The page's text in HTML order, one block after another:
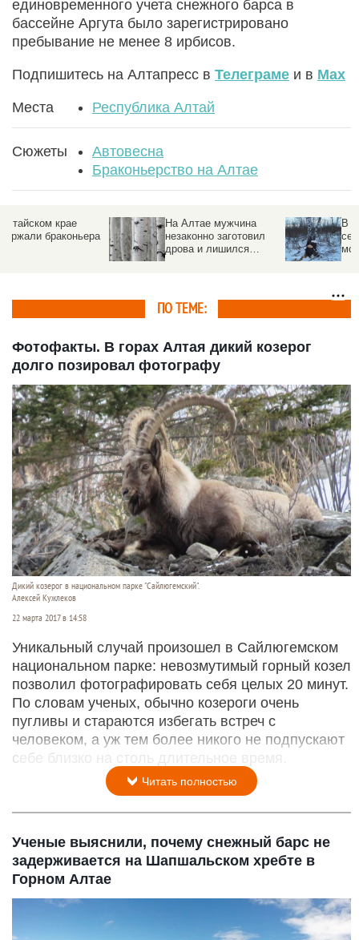
единовременного учета снежного барса в
бассейне Аргута было зарегистрировано
пребывание не менее 8 ирбисов.
Подпишитесь на Алтапресс в Телеграме и в Max
Места Республика Алтай
Сюжеты
Автовесна
Браконьерство на Алтае
На Алтае мужчина
незаконно заготовил
дрова и лишился
машины и бензопилы
В Алтайском крае
сельчанин напилил
молодых берез на
полмиллиона рублей
ПО ТЕМЕ:
Фотофакты. В горах Алтая дикий козерог
долго позировал фотографу
Дикий козерог в национальном парке "Сайлюгемский".
Алексей Кужлеков
22 марта 2017 в 14:58
Уникальный случай произошел в Сайлюгемском
национальном парке: невозмутимый горный козел
позволил фотографировать себя целых 20 минут.
По словам ученых, обычно козероги очень
пугливы и стараются избегать встреч с
человеком, а уж тем более никого не подпускают
себе близко на столь длительное время.
Читать полностью
Ученые выяснили, почему снежный барс не
задерживается на Шапшальском хребте в
Горном Алтае